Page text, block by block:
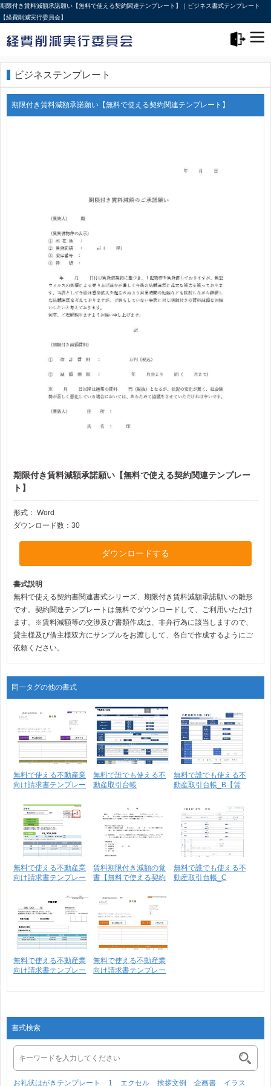
期限付き賃料減額承諾願い【無料で使える契約関連テンプレート】｜ビジネス書式テンプレート
【経費削減実行委員会】
ビジネステンプレート
期限付き賃料減額承諾願い【無料で使える契約関連テンプレート】
期限付き賃料減額承諾願い【無料で使える契約関連テンプレー
ト】
形式： Word
ダウンロード数：30
ダウンロードする
書式説明
無料で使える契約書関連書式シリーズ、期限付き賃料減額承諾願いの雛形
です。契約関連テンプレートは無料でダウンロードして、ご利用いただけ
ます。※賃料減額等の交渉及び書類作成は、非弁行為に該当しますので、
貸主様及び借主様双方にサンプルをお渡しして、各自で作成するようにご
依頼ください。
同一タグの他の書式
無料で使える不動産業
向け請求書テンプレー
無料で誰でも使える不
動産取引台帳
無料で誰でも使える不
動産取引台帳_B【賃
無料で使える不動産業
向け請求書テンプレー
賃料期限付き減額の覚
書【無料で使える契約
無料で誰でも使える不
動産取引台帳_C
無料で使える不動産業
向け請求書テンプレー
無料で使える不動産業
向け請求書テンプレー
書式検索
お礼状はがきテンプレート 1 エクセル 挨拶文例 企画書 イラス